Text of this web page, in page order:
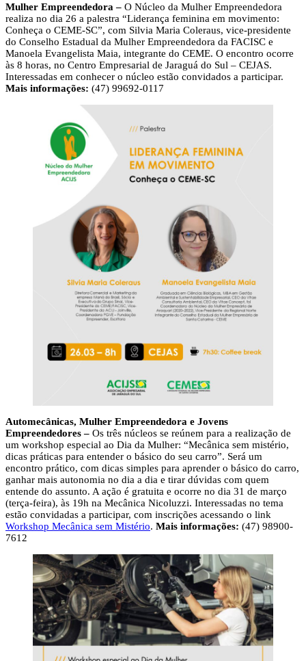
Mulher Empreendedora – O Núcleo da Mulher Empreendedora
realiza no dia 26 a palestra “Liderança feminina em movimento:
Conheça o CEME-SC”, com Silvia Maria Coleraus, vice-presidente
do Conselho Estadual da Mulher Empreendedora da FACISC e
Manoela Evangelista Maia, integrante do CEME. O encontro ocorre
às 8 horas, no Centro Empresarial de Jaraguá do Sul – CEJAS.
Interessadas em conhecer o núcleo estão convidados a participar.
Mais informações: (47) 99692-0117
Automecânicas, Mulher Empreendedora e Jovens
Empreendedores – Os três núcleos se reúnem para a realização de
um workshop especial ao Dia da Mulher: “Mecânica sem mistério,
dicas práticas para entender o básico do seu carro”. Será um
encontro prático, com dicas simples para aprender o básico do carro,
ganhar mais autonomia no dia a dia e tirar dúvidas com quem
entende do assunto. A ação é gratuita e ocorre no dia 31 de março
(terça-feira), às 19h na Mecânica Nicoluzzi. Interessadas no tema
estão convidadas a participar, com inscrições acessando o link
Workshop Mecânica sem Mistério. Mais informações: (47) 98900-
7612